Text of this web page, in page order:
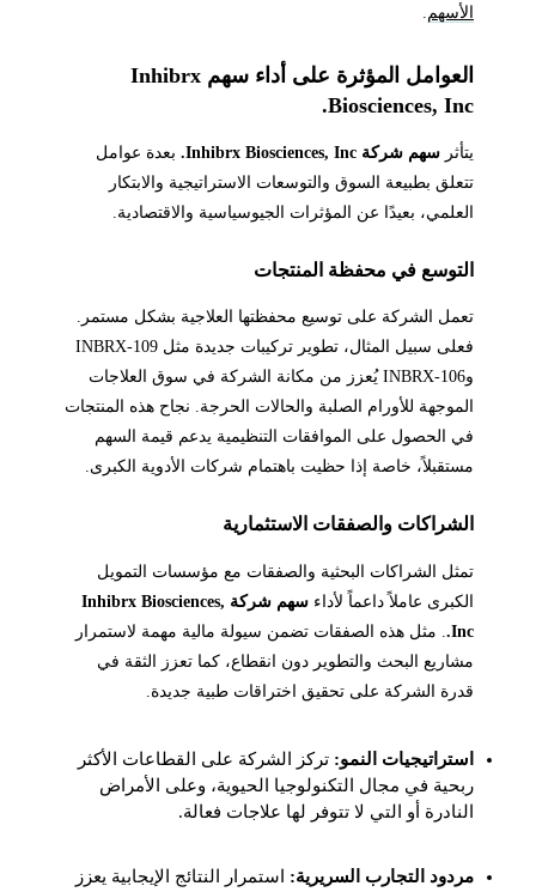
الأسهم.
العوامل المؤثرة على أداء سهم Inhibrx
Biosciences, Inc.
يتأثر سهم شركة Inhibrx Biosciences, Inc.
بعدة عوامل
تتعلق بطبيعة السوق والتوسعات الاستراتيجية والابتكار
العلمي، بعيدًا عن المؤثرات الجيوسياسية والاقتصادية.
التوسع في محفظة المنتجات
تعمل الشركة على توسيع محفظتها العلاجية بشكل مستمر.
فعلى سبيل المثال، تطوير تركيبات جديدة مثل INBRX-109
وINBRX-106 يُعزز من مكانة الشركة في سوق العلاجات
الموجهة للأورام الصلبة والحالات الحرجة. نجاح هذه المنتجات
في الحصول على الموافقات التنظيمية يدعم قيمة السهم
مستقبلاً، خاصة إذا حظيت باهتمام شركات الأدوية الكبرى.
الشراكات والصفقات الاستثمارية
تمثل الشراكات البحثية والصفقات مع مؤسسات التمويل
الكبرى عاملاً داعماً لأداء
سهم شركة Inhibrx Biosciences,
Inc. . مثل هذه الصفقات تضمن سيولة مالية مهمة لاستمرار
مشاريع البحث والتطوير دون انقطاع، كما تعزز الثقة في
قدرة الشركة على تحقيق اختراقات طبية جديدة.
استراتيجيات النمو:تركز الشركة على القطاعات الأكثر
ربحية في مجال التكنولوجيا الحيوية، وعلى الأمراض
النادرة أو التي لا تتوفر لها علاجات فعالة.
مردود التجارب السريرية:استمرار النتائج الإيجابية يعزز